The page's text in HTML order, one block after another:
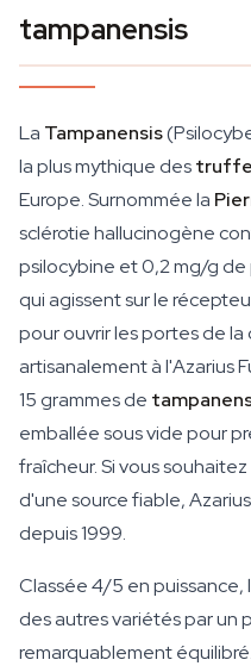
tampanensis
La Tampanensis(
la plus mythique des
Europe. Surnommée la
sclérotie hallucinogène
psilocybine et 0,2 mg/g
qui agissent sur le
pour ouvrir les portes de
artisanalement à l'Azarius
15 grammes de
emballée sous vide pour
fraîcheur. Si vous souhaitez
d'une source fiable,
depuis 1999.
Classée 4/5 en puissance,
des autres variétés par un
remarquablement